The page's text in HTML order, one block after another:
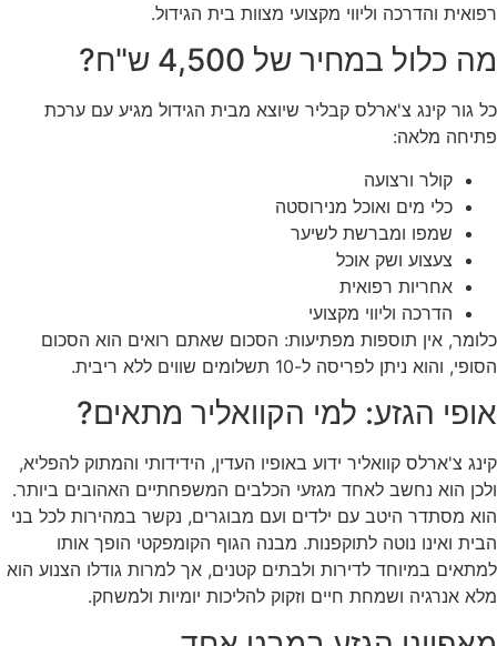
רפואית והדרכה וליווי מקצועי מצוות בית הגידול.
מה כלול במחיר של 4,500 ש"ח?
כל גור קינג צ'ארלס קבליר שיוצא מבית הגידול מגיע עם ערכת
פתיחה מלאה:
קולר ורצועה
כלי מים ואוכל מנירוסטה
שמפו ומברשת לשיער
צעצוע ושק אוכל
אחריות רפואית
הדרכה וליווי מקצועי
כלומר, אין תוספות מפתיעות: הסכום שאתם רואים הוא הסכום
הסופי, והוא ניתן לפריסה ל-10 תשלומים שווים ללא ריבית.
אופי הגזע: למי הקוואליר מתאים?
קינג צ'ארלס קוואליר ידוע באופיו העדין, הידידותי והמתוק להפליא,
ולכן הוא נחשב לאחד מגזעי הכלבים המשפחתיים האהובים ביותר.
הוא מסתדר היטב עם ילדים ועם מבוגרים, נקשר במהירות לכל בני
הבית ואינו נוטה לתוקפנות. מבנה הגוף הקומפקטי הופך אותו
למתאים במיוחד לדירות ולבתים קטנים, אך למרות גודלו הצנוע הוא
מלא אנרגיה ושמחת חיים וזקוק להליכות יומיות ולמשחק.